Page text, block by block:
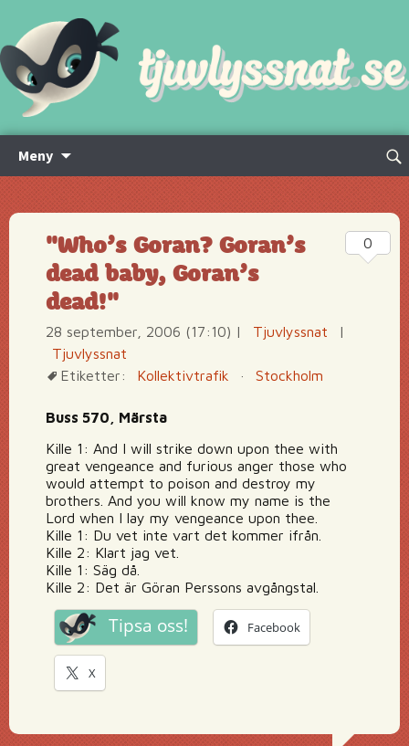
Meny
innehåll
Sök
"Who’s Goran? Goran’s
dead baby, Goran’s
dead!"
28 september, 2006 (17:10) | Tjuvlyssnat
|
Tjuvlyssnat
Etiketter:
Kollektivtrafik · Stockholm
Buss 570, Märsta
Kille 1: And I will strike down upon thee with
great vengeance and furious anger those who
would attempt to poison and destroy my
brothers. And you will know my name is the
Lord when I lay my vengeance upon thee.
Kille 1: Du vet inte vart det kommer ifrån.
Kille 2: Klart jag vet.
Kille 1: Säg då.
Kille 2: Det är Göran Perssons avgångstal.
Tipsa oss! Facebook
X
0